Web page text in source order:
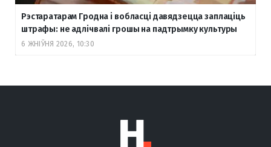
Рэстаратарам Гродна і вобласці давядзецца заплаціць
штрафы: не адлічвалі грошы на падтрымку культуры
6 ЖНІЎНЯ 2026, 10:30